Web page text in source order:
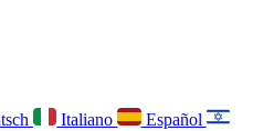
Italiano
Español